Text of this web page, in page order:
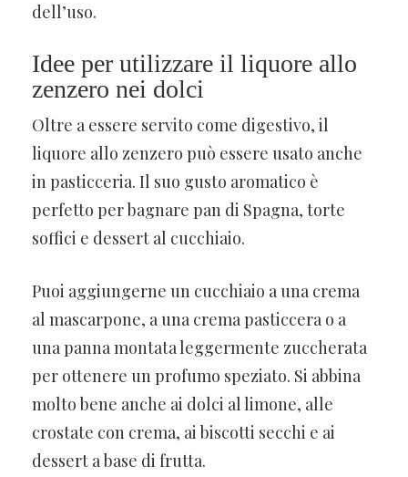
dell’uso.
Idee per utilizzare il liquore allo
zenzero nei dolci
Oltre a essere servito come digestivo, il
liquore allo zenzero può essere usato anche
in pasticceria. Il suo gusto aromatico è
perfetto per bagnare pan di Spagna, torte
soffici e dessert al cucchiaio.
Puoi aggiungerne un cucchiaio a una crema
al mascarpone, a una crema pasticcera o a
una panna montata leggermente zuccherata
per ottenere un profumo speziato. Si abbina
molto bene anche ai dolci al limone, alle
crostate con crema, ai biscotti secchi e ai
dessert a base di frutta.